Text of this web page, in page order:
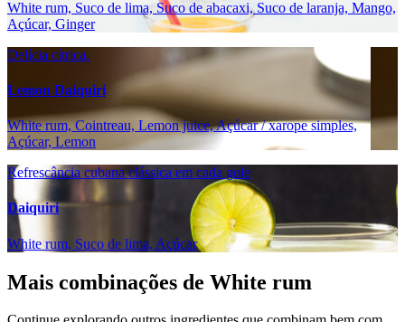
White rum, Suco de lima, Suco de abacaxi, Suco de laranja, Mango,
Açúcar, Ginger
Delícia cítrica.
Lemon Daiquiri
White rum, Cointreau, Lemon juice, Açúcar / xarope simples,
Açúcar, Lemon
Refrescância cubana clássica em cada gole
Daiquiri
White rum, Suco de lima, Açúcar
Mais combinações de White rum